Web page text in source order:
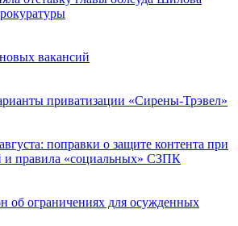
вакансий
приватизации «Сирены-Трэвел»
поправки о защите контента при
и правила «социальных» СЗПК
об ограничениях для осужденных